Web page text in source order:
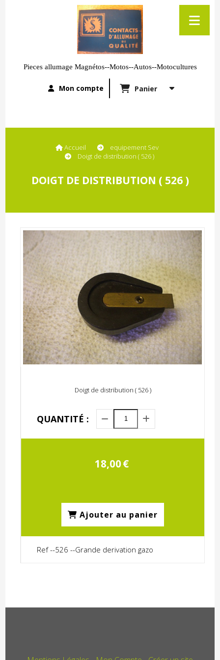
Pieces allumage Magnétos--Motos--Autos--Motocultures
Mon compte Panier
Accueil
equipement Sev
Doigt de distribution ( 526 )
DOIGT DE DISTRIBUTION ( 526 )
Doigt de distribution ( 526 )
18,00€
QUANTITÉ :
Ajouter au panier
Ref --526 --Grande derivation gazo